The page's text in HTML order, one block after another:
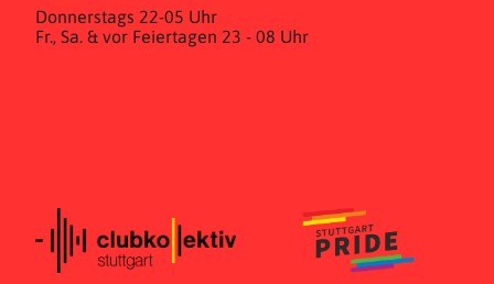
Donnerstags 22-05 Uhr
Fr., Sa. & vor Feiertagen 23 - 08 Uhr